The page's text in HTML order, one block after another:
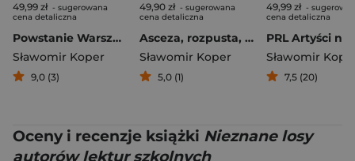
49,99 zł - sugerowana
cena detaliczna
Powstanie Warszawskie. Między faktami a legendą
Sławomir Koper
9,0 (3)
49,90 zł - sugerowana
cena detaliczna
Asceza, rozpusta, zbrodnia
Sławomir Koper
5,0 (1)
49,99 zł -
cena detaliczna
Sławomir
7,5 (20)
Oceny i recenzje książki Nieznane losy
autorów lektur szkolnych